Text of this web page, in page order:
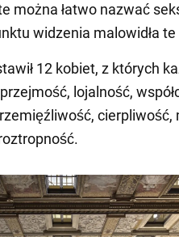
można łatwo nazwać
widzenia malowidła
12 kobiet, z których
lojalność,
cierpliwość,